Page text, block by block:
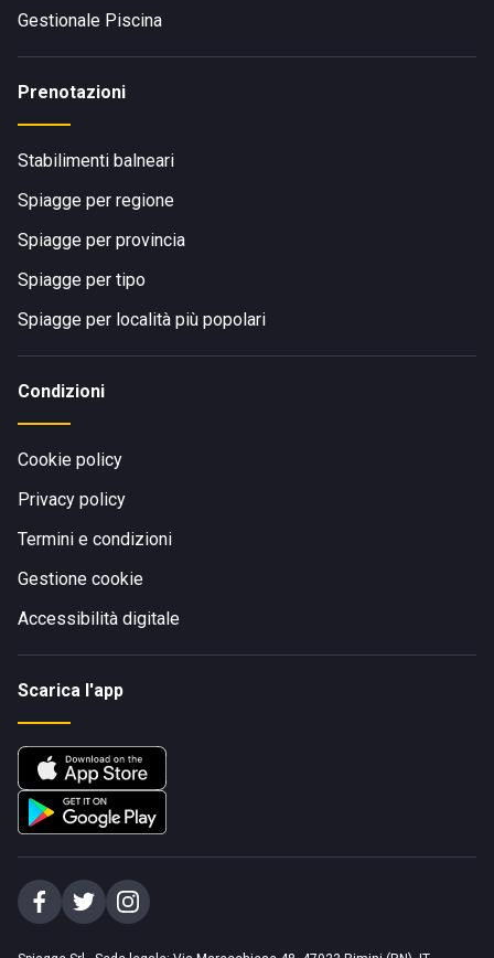
Gestionale Piscina
Prenotazioni
Stabilimenti balneari
Spiagge per regione
Spiagge per provincia
Spiagge per tipo
Spiagge per località più popolari
Condizioni
Cookie policy
Privacy policy
Termini e condizioni
Gestione cookie
Accessibilità digitale
Scarica l'app